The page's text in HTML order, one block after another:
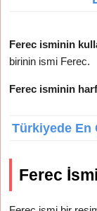
Ferec isminin
birinin ismi Ferec.
Ferec isminin harf
Türkiyede En
Ferec